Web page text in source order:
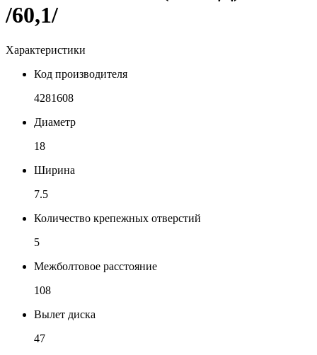
/60,1/
Характеристики
Код производителя
4281608
Диаметр
18
Ширина
7.5
Количество крепежных отверстий
5
Межболтовое расстояние
108
Вылет диска
47